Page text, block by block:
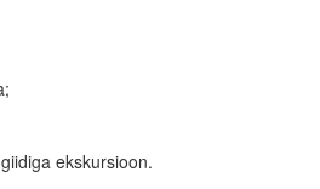
ekskursioon.